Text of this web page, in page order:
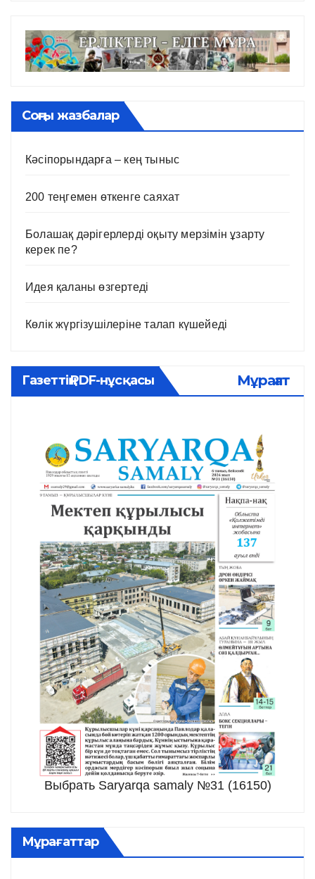
Соңғы жазбалар
Кәсіпорындарға – кең тыныс
200 теңгемен өткенге саяхат
Болашақ дәрігерлерді оқыту мерзімін ұзарту
керек пе?
Идея қаланы өзгертеді
Көлік жүргізушілеріне талап күшейеді
Газеттің PDF-нұсқасы Мұрағат
Выбрать Saryarqa samaly №31 (16150)
Мұрағаттар